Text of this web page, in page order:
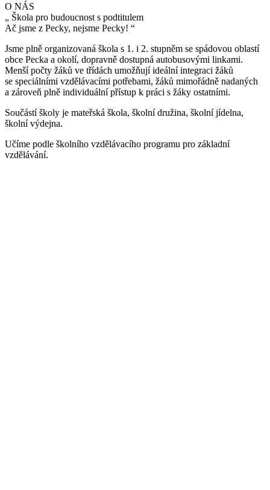
O NÁS
„ Škola pro budoucnost s podtitulem
Ač jsme z Pecky, nejsme Pecky! “
Jsme plně organizovaná škola s 1. i 2. stupněm se spádovou oblastí
obce Pecka a okolí, dopravně dostupná autobusovými linkami.
Menší počty žáků ve třídách umožňují ideální integraci žáků
se speciálními vzdělávacími potřebami, žáků mimořádně nadaných
a zároveň plně individuální přístup k práci s žáky ostatními.
Součástí školy je mateřská škola, školní družina, školní jídelna,
školní výdejna.
Učíme podle školního vzdělávacího programu pro základní
vzdělávání.